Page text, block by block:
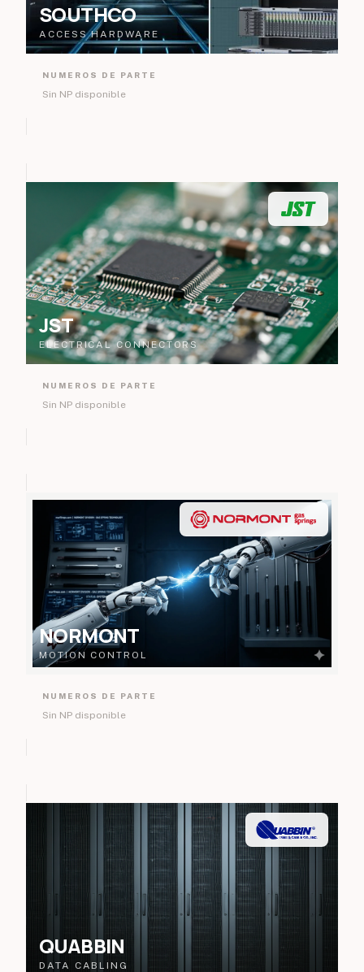
SOUTHCO
ACCESS HARDWARE
NUMEROS DE PARTE
Sin NP disponible
JST
ELECTRICAL CONNECTORS
NUMEROS DE PARTE
Sin NP disponible
NORMONT
MOTION CONTROL
NUMEROS DE PARTE
Sin NP disponible
QUABBIN
DATA CABLING